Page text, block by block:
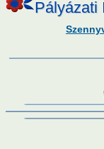
Pályázati